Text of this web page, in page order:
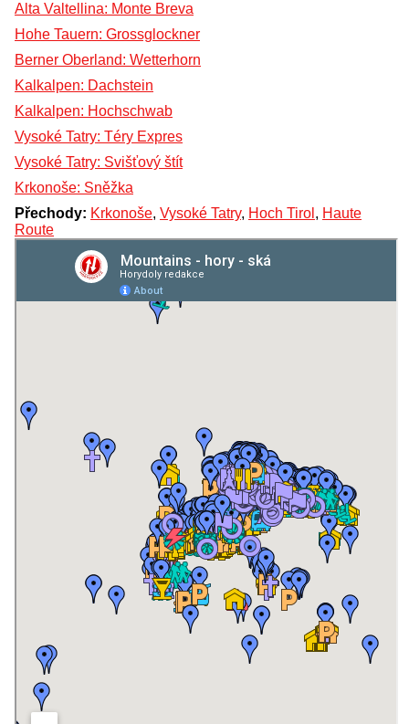
Alta Valtellina: Monte Breva
Hohe Tauern: Grossglockner
Berner Oberland: Wetterhorn
Kalkalpen: Dachstein
Kalkalpen: Hochschwab
Vysoké Tatry: Téry Expres
Vysoké Tatry: Svišťový štít
Krkonoše: Sněžka
Přechody: Krkonoše, Vysoké Tatry, Hoch Tirol , Haute
Route